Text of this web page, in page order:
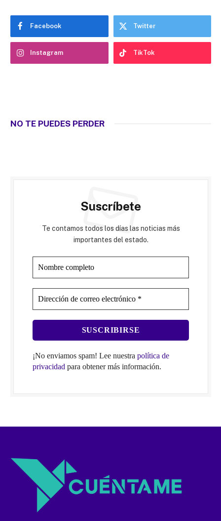
Facebook Twitter
Instagram TikTok
NO TE PUEDES PERDER
Suscríbete
Te contamos todos los días las noticias más
importantes del estado.
¡No enviamos spam! Lee nuestra política de
privacidad para obtener más información.